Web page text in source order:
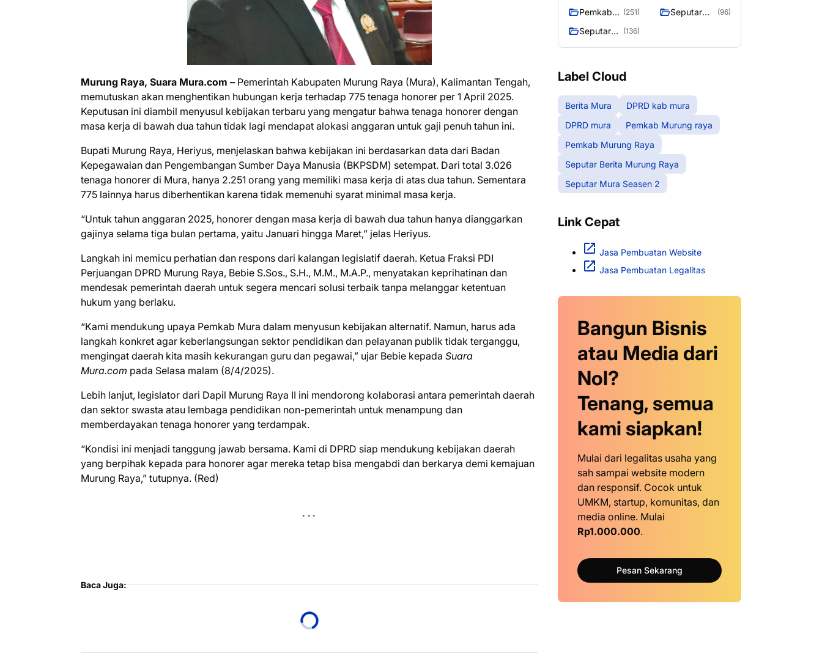
Murung Raya, Suara Mura.com – Pemerintah Kabupaten Murung Raya (Mura), Kalimantan Tengah,
memutuskan akan menghentikan hubungan kerja terhadap 775 tenaga honorer per 1 April 2025.
Keputusan ini diambil menyusul kebijakan terbaru yang mengatur bahwa tenaga honorer dengan
masa kerja di bawah dua tahun tidak lagi mendapat alokasi anggaran untuk gaji penuh tahun ini.
Bupati Murung Raya, Heriyus, menjelaskan bahwa kebijakan ini berdasarkan data dari Badan
Kepegawaian dan Pengembangan Sumber Daya Manusia (BKPSDM) setempat. Dari total 3.026
tenaga honorer di Mura, hanya 2.251 orang yang memiliki masa kerja di atas dua tahun. Sementara
775 lainnya harus diberhentikan karena tidak memenuhi syarat minimal masa kerja.
“Untuk tahun anggaran 2025, honorer dengan masa kerja di bawah dua tahun hanya dianggarkan
gajinya selama tiga bulan pertama, yaitu Januari hingga Maret,” jelas Heriyus.
Langkah ini memicu perhatian dan respons dari kalangan legislatif daerah. Ketua Fraksi PDI
Perjuangan DPRD Murung Raya, Bebie S.Sos., S.H., M.M., M.A.P., menyatakan keprihatinan dan
mendesak pemerintah daerah untuk segera mencari solusi terbaik tanpa melanggar ketentuan
hukum yang berlaku.
“Kami mendukung upaya Pemkab Mura dalam menyusun kebijakan alternatif. Namun, harus ada
langkah konkret agar keberlangsungan sektor pendidikan dan pelayanan publik tidak terganggu,
mengingat daerah kita masih kekurangan guru dan pegawai,” ujar Bebie kepada Suara
Mura.com pada Selasa malam (8/4/2025).
Lebih lanjut, legislator dari Dapil Murung Raya II ini mendorong kolaborasi antara pemerintah daerah
dan sektor swasta atau lembaga pendidikan non-pemerintah untuk menampung dan
memberdayakan tenaga honorer yang terdampak.
“Kondisi ini menjadi tanggung jawab bersama. Kami di DPRD siap mendukung kebijakan daerah
yang berpihak kepada para honorer agar mereka tetap bisa mengabdi dan berkarya demi kemajuan
Murung Raya,” tutupnya. (Red)
Baca Juga:
Murung raya
Pemkab
Raya
(251)
Seputar
Raya
(96)
Seputar
(136)
Label Cloud
Berita Mura
DPRD kab mura
DPRD mura
Pemkab Murung raya
Pemkab Murung Raya
Seputar Berita Murung Raya
Seputar Mura Seasen 2
Link Cepat
Jasa Pembuatan Website
Jasa Pembuatan Legalitas
Bangun Bisnis
atau Media dari
Nol?
Tenang, semua
kami siapkan!
Mulai dari legalitas usaha yang
sah sampai website modern
dan responsif. Cocok untuk
UMKM, startup, komunitas, dan
media online. Mulai
Rp1.000.000.
Pesan Sekarang